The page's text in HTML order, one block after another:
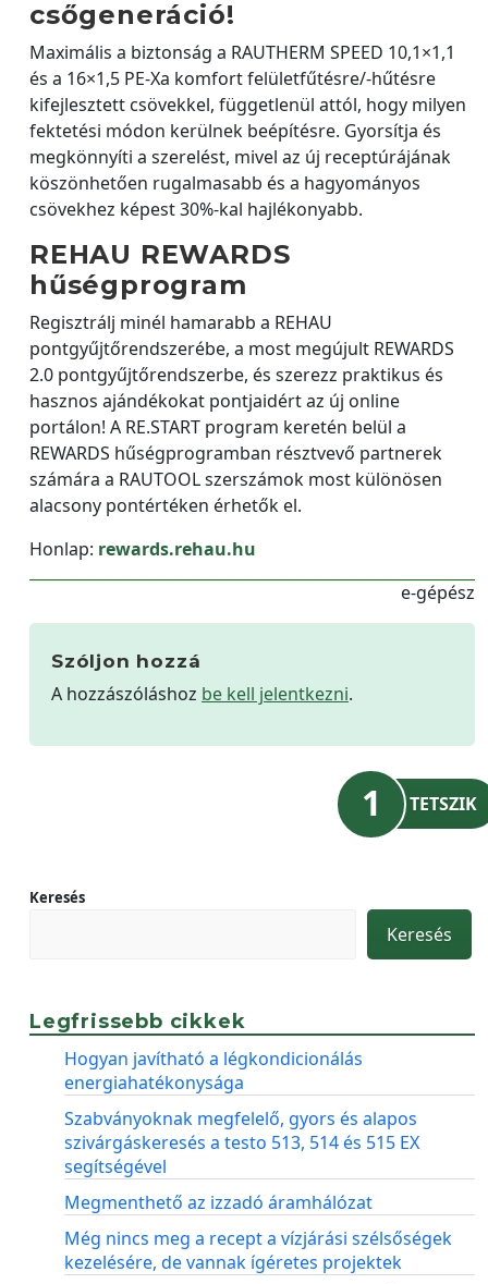
csőgeneráció!
Maximális a biztonság a RAUTHERM SPEED 10,1×1,1
és a 16×1,5 PE-Xa komfort felületfűtésre/-hűtésre
kifejlesztett csövekkel, függetlenül attól, hogy milyen
fektetési módon kerülnek beépítésre. Gyorsítja és
megkönnyíti a szerelést, mivel az új receptúrájának
köszönhetően rugalmasabb és a hagyományos
csövekhez képest 30%-kal hajlékonyabb.
REHAU REWARDS
hűségprogram
Regisztrálj minél hamarabb a REHAU
pontgyűjtőrendszerébe, a most megújult REWARDS
2.0 pontgyűjtőrendszerbe, és szerezz praktikus és
hasznos ajándékokat pontjaidért az új online
portálon! A RE.START program keretén belül a
REWARDS hűségprogramban résztvevő partnerek
számára a RAUTOOL szerszámok most különösen
alacsony pontértéken érhetők el.
Honlap: rewards.rehau.hu
e-gépész
Szóljon hozzá
A hozzászóláshoz be kell jelentkezni.
1 TETSZIK
Keresés
Keresés
Legfrissebb cikkek
Hogyan javítható a légkondicionálás
energiahatékonysága
Szabványoknak megfelelő, gyors és alapos
szivárgáskeresés a testo 513, 514 és 515 EX
segítségével
Megmenthető az izzadó áramhálózat
Még nincs meg a recept a vízjárási szélsőségek
kezelésére, de vannak ígéretes projektek